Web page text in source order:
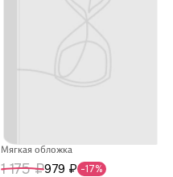
Мягкая обложка
1 175 ₽979 ₽ -17%